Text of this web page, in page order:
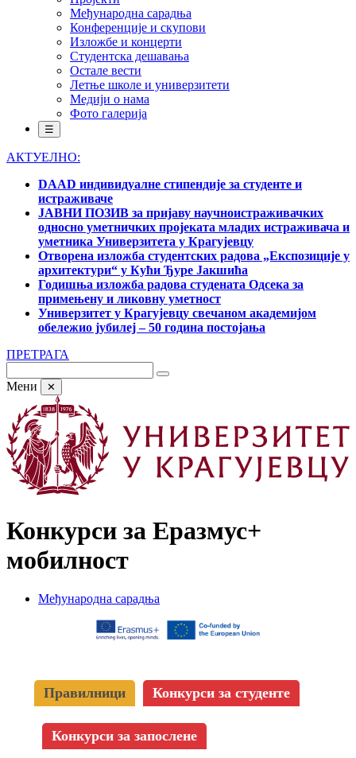
Међународна сарадња
Конференције и скупови
Изложбе и концерти
Студентска дешавања
Остале вести
Летње школе и универзитети
Медији о нама
Фото галерија
☰
АКТУЕЛНО:
DAAD индивидуалне стипендије за студенте и
истраживаче
ЈАВНИ ПОЗИВ за пријаву научноистраживачких
односно уметничких пројеката младих истраживача и
уметника Универзитета у Крагујевцу
Отворена изложба студентских радова „Експозиције у
архитектури“ у Кући Ђуре Јакшића
Годишња изложба радова студената Одсека за
примењену и ликовну уметност
Универзитет у Крагујевцу свечаном академијом
обележио јубилеј – 50 година постојања
ПРЕТРАГА
Мени ✕
Конкурси за Еразмус+
мобилност
Међународна сарадња
Правилници Конкурси за студенте
Конкурси за запослене